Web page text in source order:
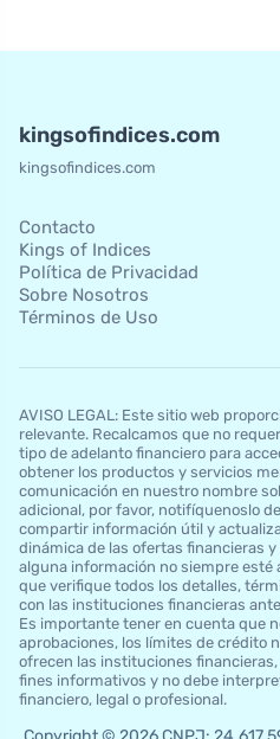
kingsofindices.com
kingsofindices.com
Contacto
Kings of Indices
Política de Privacidad
Sobre Nosotros
Términos de Uso
AVISO LEGAL: Este sitio web
relevante. Recalcamos que no
tipo de adelanto financiero para
obtener los productos y servicios
comunicación en nuestro nombre
adicional, por favor, notifíquenoslo
compartir información útil y
dinámica de las ofertas financieras
alguna información no siempre esté
que verifique todos los detalles,
con las instituciones financieras
Es importante tener en cuenta que
aprobaciones, los límites de crédito
ofrecen las instituciones
fines informativos y no debe
financiero, legal o profesional.